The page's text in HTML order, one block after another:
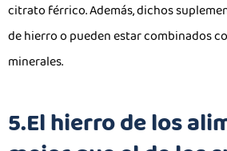
citrato férrico. Además, dichos
de hierro o pueden estar combinados
minerales.
5.El hierro de los